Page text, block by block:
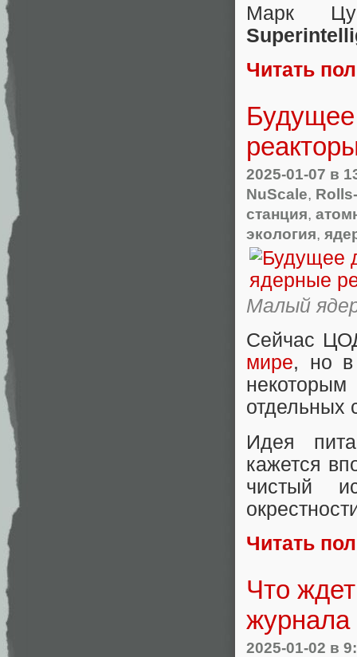
Марк
Читать
2025-01-07 в
NuScale,
станция,
экология,
Малый
Сейчас
мире, но в
отдельных
Идея
кажется
чистый
Читать
Что
журнала
2025-01-02 в